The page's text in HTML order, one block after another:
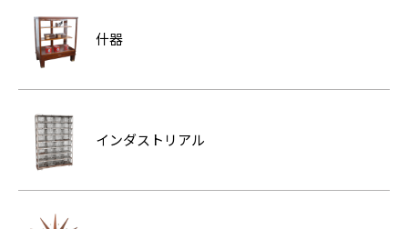
什器
インダストリアル